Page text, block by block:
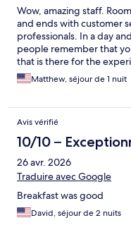
Wow, amazing staff.
and ends with customer
professionals. In a day
people remember that
that is there for the
Matthew, séjour de 1 nuit
Avis vérifié
10/10 –
26 avr. 2026
Traduire avec Google
Breakfast was good
David, séjour de 2 nuits